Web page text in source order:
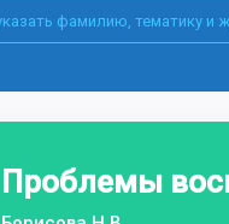
Проблемы